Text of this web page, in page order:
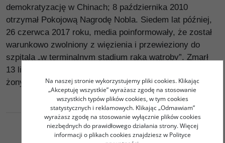
demokratyzację w Chinach; 8 października 2010
otrzymał Pokojową Nagrodę Nobla. Siedem lat później,
26 czerwca 2017 roku, media poinformowały, że został
warunkowo zwolniony z więzienia i przewieziony do
szpitala „w terminalnym stadium raka wątroby”. Zmarł
13 lipca 2017 roku, ostatnie słowa kierując do ukochanej
żony, Liu Xia.Na naszej stronie wykorzystujemy pliki cookies. Klikając
„Akceptuję wszystkie” wyrażasz zgodę na stosowanie
wszystkich typów plików cookies, w tym cookies
statystycznych i reklamowych. Klikając „Odmawiam”
wyrażasz zgodę na stosowanie wyłącznie plików cookies
niezbędnych do prawidłowego działania strony. Więcej
informacji o plikach cookies znajdziesz w Polityce